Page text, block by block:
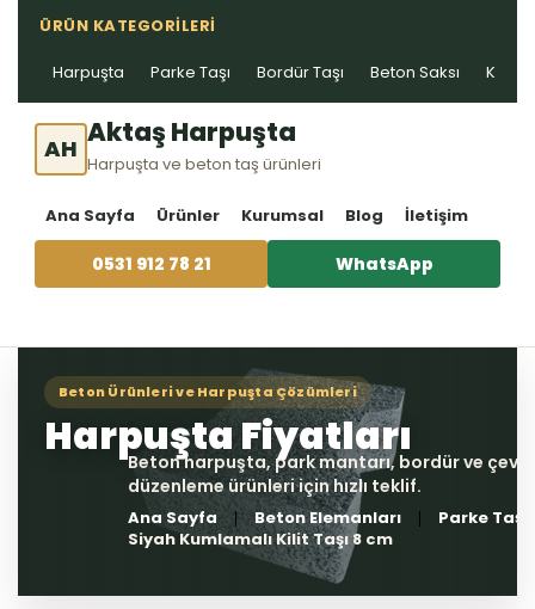
ÜRÜN KATEGORILERI
Harpuşta Parke Taşı Bordür Taşı Beton Saksı Kablo
AH Aktaş Harpuşta
Harpuşta ve beton taş ürünleri
Ana Sayfa Ürünler Kurumsal Blog İletişim
0531 912 78 21 WhatsApp
Ana Sayfa Beton Elemanları
Parke Taşı
Siyah Kumlamalı Kilit Taşı 8 cm